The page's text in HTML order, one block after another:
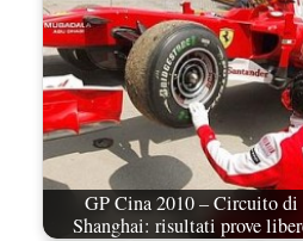
GP Cina 2010 – Circuito di
Shanghai: risultati prove